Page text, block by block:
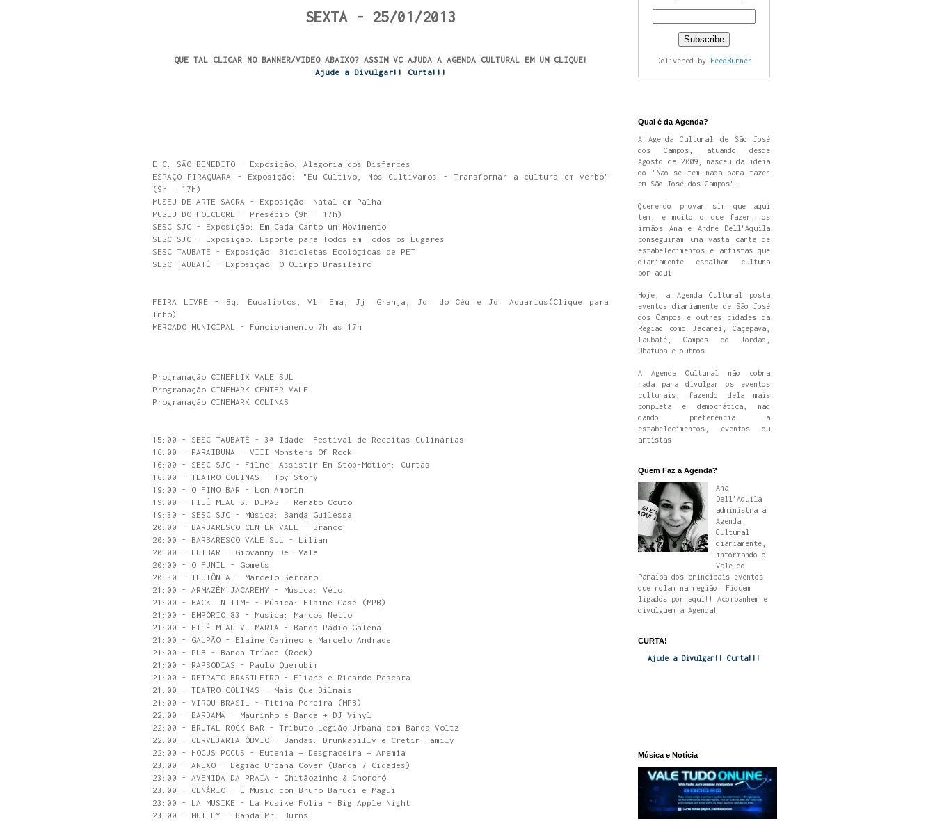
SEXTA - 25/01/2013
QUE TAL CLICAR NO BANNER/VIDEO ABAIXO? ASSIM VC AJUDA A AGENDA CULTURAL EM UM CLIQUE!
Ajude a Divulgar!! Curta!!!
E.C. SÃO BENEDITO - Exposição: Alegoria dos Disfarces
ESPAÇO PIRAQUARA - Exposição: "Eu Cultivo, Nós Cultivamos - Transformar a cultura em verbo"
(9h - 17h)
MUSEU DE ARTE SACRA - Exposição: Natal em Palha
MUSEU DO FOLCLORE - Presépio (9h - 17h)
SESC SJC - Exposição: Em Cada Canto um Movimento
SESC SJC - Exposição: Esporte para Todos em Todos os Lugares
SESC TAUBATÉ - Exposição: Bicicletas Ecológicas de PET
SESC TAUBATÉ - Exposição: O Olimpo Brasileiro
FEIRA LIVRE - Bq. Eucalíptos, Vl. Ema, Jj. Granja, Jd. do Céu e Jd. Aquarius(Clique para
Info)
MERCADO MUNICIPAL - Funcionamento 7h as 17h
Programação CINEFLIX VALE SUL
Programação CINEMARK CENTER VALE
Programação CINEMARK COLINAS
15:00 - SESC TAUBATÉ - 3ª Idade: Festival de Receitas Culinárias
16:00 - PARAIBUNA - VIII Monsters Of Rock
16:00 - SESC SJC - Filme: Assistir Em Stop-Motion: Curtas
16:00 - TEATRO COLINAS - Toy Story
19:00 - O FINO BAR - Lon Amorim
19:00 - FILÉ MIAU S. DIMAS - Renato Couto
19:30 - SESC SJC - Música: Banda Guilessa
20:00 - BARBARESCO CENTER VALE - Branco
20:00 - BARBARESCO VALE SUL - Lilian
20:00 - FUTBAR - Giovanny Del Vale
20:00 - O FUNIL - Gomets
20:30 - TEUTÔNIA - Marcelo Serrano
21:00 - ARMAZÉM JACAREHY - Música: Véio
21:00 - BACK IN TIME - Música: Elaine Casé (MPB)
21:00 - EMPÓRIO 83 - Música: Marcos Netto
21:00 - FILÉ MIAU V. MARIA - Banda Rádio Galena
21:00 - GALPÃO - Elaine Canineo e Marcelo Andrade
21:00 - PUB - Banda Tríade (Rock)
21:00 - RAPSODIAS - Paulo Querubim
21:00 - RETRATO BRASILEIRO - Eliane e Ricardo Pescara
21:00 - TEATRO COLINAS - Mais Que Dilmais
21:00 - VIROU BRASIL - Titina Pereira (MPB)
22:00 - BARDAMÁ - Maurinho e Banda + DJ Vinyl
22:00 - BRUTAL ROCK BAR - Tributo Legião Urbana com Banda Voltz
22:00 - CERVEJARIA ÓBVIO - Bandas: Drunkabilly e Cretin Family
22:00 - HOCUS POCUS - Eutenia + Desgraceira + Anemia
23:00 - ANEXO - Legião Urbana Cover (Banda 7 Cidades)
23:00 - AVENIDA DA PRAIA - Chitãozinho & Chororó
23:00 - CENÁRIO - E-Music com Bruno Barudi e Magui
23:00 - LA MUSIKE - La Musike Folia - Big Apple Night
23:00 - MUTLEY - Banda Mr. Burns
Delivered by FeedBurner
Qual é da Agenda?
A Agenda Cultural de São José
dos Campos, atuando desde
Agosto de 2009, nasceu da idéia
do "Não se tem nada para fazer
em São José dos Campos".
Querendo provar sim que aqui
tem, e muito o que fazer, os
irmãos Ana e André Dell'Aquila
conseguiram uma vasta carta de
estabelecimentos e artistas que
diariamente espalham cultura
por aqui.
Hoje, a Agenda Cultural posta
eventos diariamente de São José
dos Campos e outras cidades da
Região como Jacareí, Caçapava,
Taubaté, Campos do Jordão,
Ubatuba e outros.
A Agenda Cultural não cobra
nada para divulgar os eventos
culturais, fazendo dela mais
completa e democrática, não
dando preferência a
estabelecimentos, eventos ou
artistas.
Quem Faz a Agenda?
Ana
Dell'Aquila
administra a
Agenda
Cultural
diariamente,
informando o
Vale do
Paraíba dos principais eventos
que rolam na região! Fiquem
ligados por aqui!! Acompanhem e
divulguem a Agenda!
CURTA!
Ajude a Divulgar!! Curta!!!
Música e Notícia